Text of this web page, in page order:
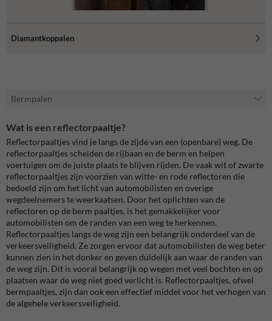
Diamantkoppalen
Bermpalen
Wat is een reflectorpaaltje?
Reflectorpaaltjes vind je langs de zijde van een (openbare) weg. De
reflectorpaaltjes scheiden de rijbaan en de berm en helpen
voertuigen om de juiste plaats te blijven rijden. De vaak wit of zwarte
reflectorpaaltjes zijn voorzien van witte- en rode reflectoren die
bedoeld zijn om het licht van automobilisten en overige
wegdeelnemers te weerkaatsen. Door het oplichten van de
reflectoren op de berm paaltjes, is het gemakkelijker voor
automobilisten om de randen van een weg te herkennen.
Reflectorpaaltjes langs de weg zijn een belangrijk onderdeel van de
verkeersveiligheid. Ze zorgen ervoor dat automobilisten de weg beter
kunnen zien in het donker en geven duidelijk aan waar de randen van
de weg zijn. Dit is vooral belangrijk op wegen met veel bochten en op
plaatsen waar de weg niet goed verlicht is. Reflectorpaaltjes, ofwel
bermpaaltjes, zijn dan ook een effectief middel voor het verhogen van
de algehele verkeersveiligheid.